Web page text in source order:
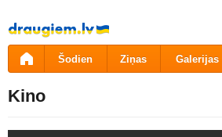
Pāriet
uz
saturu
Šodien Ziņas Galerijas
Kino